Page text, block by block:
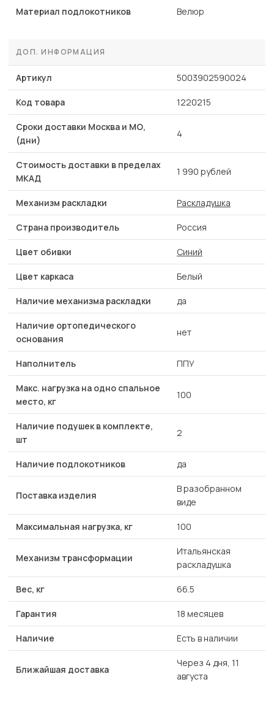
Материал подлокотников Велюр
ДОП. ИНФОРМАЦИЯ
Артикул 5003902590024
Код товара 1220215
Сроки доставки Москва и МО,
(дни)
4
Стоимость доставки в пределах
МКАД
1 990 рублей
Механизм раскладки Раскладушка
Страна производитель Россия
Цвет обивки Синий
Цвет каркаса Белый
Наличие механизма раскладки да
Наличие ортопедического
основания
нет
Наполнитель ППУ
Макс. нагрузка на одно спальное
место, кг
100
Наличие подушек в комплекте,
шт
2
Наличие подлокотников да
Поставка изделия
В разобранном
виде
Максимальная нагрузка, кг 100
Механизм трансформации
Итальянская
раскладушка
Вес, кг 66.5
Гарантия 18 месяцев
Наличие Есть в наличии
Ближайшая доставка
Через 4 дня, 11
августа